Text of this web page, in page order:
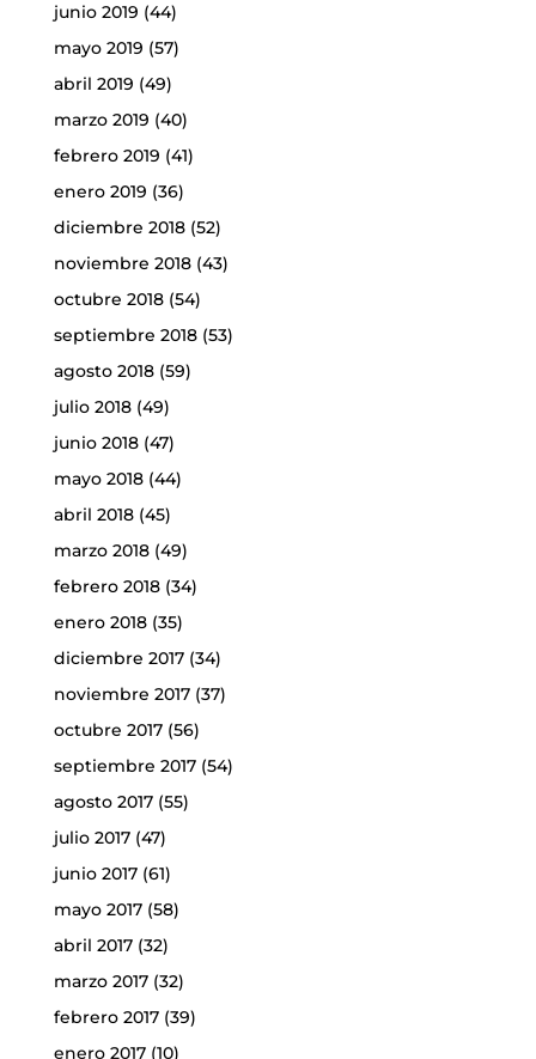
junio 2019 (44)
mayo 2019 (57)
abril 2019 (49)
marzo 2019 (40)
febrero 2019 (41)
enero 2019 (36)
diciembre 2018(52)
noviembre 2018(43)
octubre 2018(54)
septiembre 2018(53)
agosto 2018(59)
julio 2018(49)
junio 2018(47)
mayo 2018(44)
abril 2018(45)
marzo 2018(49)
febrero 2018(34)
enero 2018(35)
diciembre 2017(34)
noviembre 2017(37)
octubre 2017(56)
septiembre 2017(54)
agosto 2017(55)
julio 2017(47)
junio 2017(61)
mayo 2017(58)
abril 2017(32)
marzo 2017(32)
febrero 2017(39)
enero 2017(10)